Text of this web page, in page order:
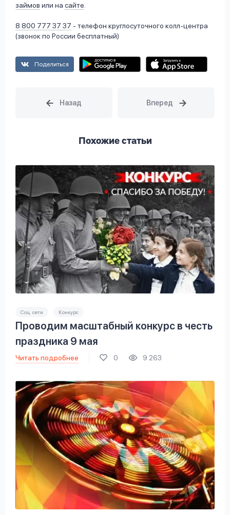
займов или на сайте.
8 800 777 37 37 - телефон круглосуточного колл-центра
(звонок по России бесплатный)
Поделиться
Похожие статьи
Соц. сети Конкурс
Проводим масштабный конкурс в честь
праздника 9 мая
Читать подробнее 0 9 263